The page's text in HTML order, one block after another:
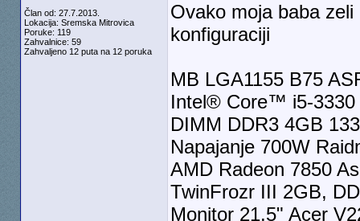
Član od: 27.7.2013.
Lokacija: Sremska Mitrovica
Poruke: 119
Zahvalnice: 59
Zahvaljeno 12 puta na 12 poruka
Ovako moja baba
konfiguraciji
MB LGA1155 B75
Intel® Core™ i5-3330
DIMM DDR3 4GB
Napajanje 700W
AMD Radeon 7850
TwinFrozr III 2GB,
Monitor 21.5" Acer